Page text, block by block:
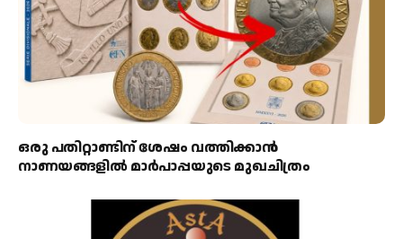
ഒരു പതിറ്റാണ്ടിന് ശേഷം വത്തിക്കാൻ
നാണയങ്ങളിൽ മാർപാപ്പയുടെ മുഖചിത്രം